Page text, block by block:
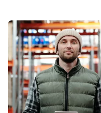
Pasto sintético ornamental
Importado USA: Summer
densidad 35mm Rollo
4,57*30,48mts
$2.002.243
$1.021.490
Leer más